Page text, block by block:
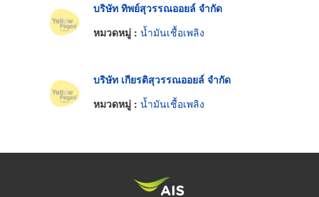
บริษัท ทิพย์สุวรรณออยล์ จำกัด
หมวดหมู่ : น้ำมันเชื้อเพลิง
บริษัท เกียรติสุวรรณออยล์ จำกัด
หมวดหมู่ : น้ำมันเชื้อเพลิง